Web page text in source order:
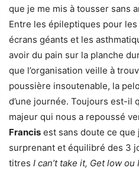
que je me mis à tousser sans
Entre les épileptiques pour
écrans géants et les
avoir du pain sur la planche
que l’organisation veille à
poussière insoutenable, la
d’une journée. Toujours est-il
majeur qui nous a repoussé
Francis est sans doute ce que
surprenant et équilibré des 3
titres I can’t take it, Get low ou